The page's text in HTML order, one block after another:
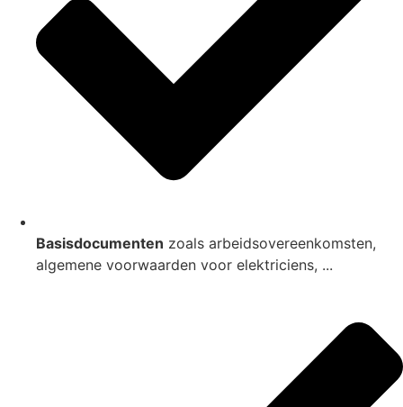
Basisdocumenten zoals arbeidsovereenkomsten,
algemene voorwaarden voor elektriciens, ...